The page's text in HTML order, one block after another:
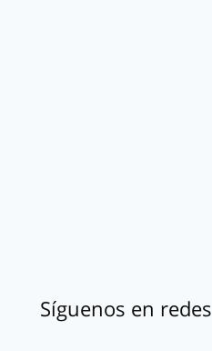
Síguenos en redes